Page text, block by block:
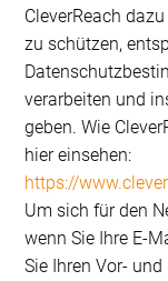
CleverReach
zu schützen,
verarbeiten und
geben. Wie
hier einsehen:
https://
Um sich für den
wenn Sie Ihre E-
Sie Ihren Vor-